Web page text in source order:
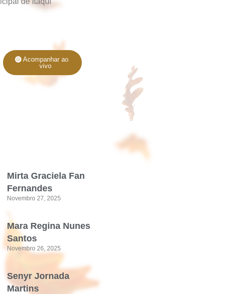
Acompanhar ao
vivo
Mirta Graciela Fan
Fernandes
Novembro 27, 2025
Mara Regina Nunes
Santos
Novembro 26, 2025
Senyr Jornada
Martins